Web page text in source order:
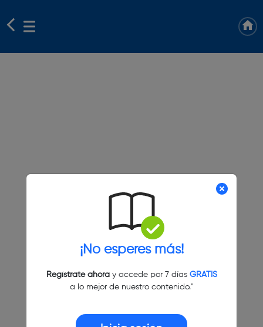
¡No esperes más!
Regístrate ahoray accede por 7 días GRATIS
a lo mejor de nuestro contenido."